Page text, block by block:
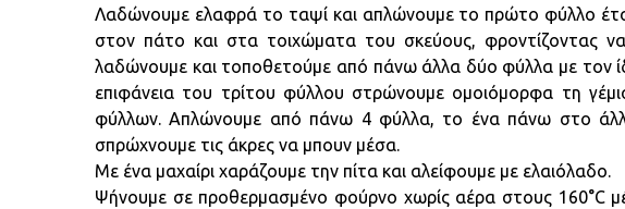
Λαδώνουμε ελαφρά το ταψί και απλώνουμε το πρώτο φύλλο
στον πάτο και στα τοιχώματα του σκεύους, φροντίζοντας
λαδώνουμε και τοποθετούμε από πάνω άλλα δύο φύλλα με τον
επιφάνεια του τρίτου φύλλου στρώνουμε ομοιόμορφα τη
φύλλων. Απλώνουμε από πάνω 4 φύλλα, το ένα πάνω στο
σπρώχνουμε τις άκρες να μπουν μέσα.
Με ένα μαχαίρι χαράζουμε την πίτα και αλείφουμε με ελαιόλαδο.
Ψήνουμε σε προθερμασμένο φούρνο χωρίς αέρα στους 160°C